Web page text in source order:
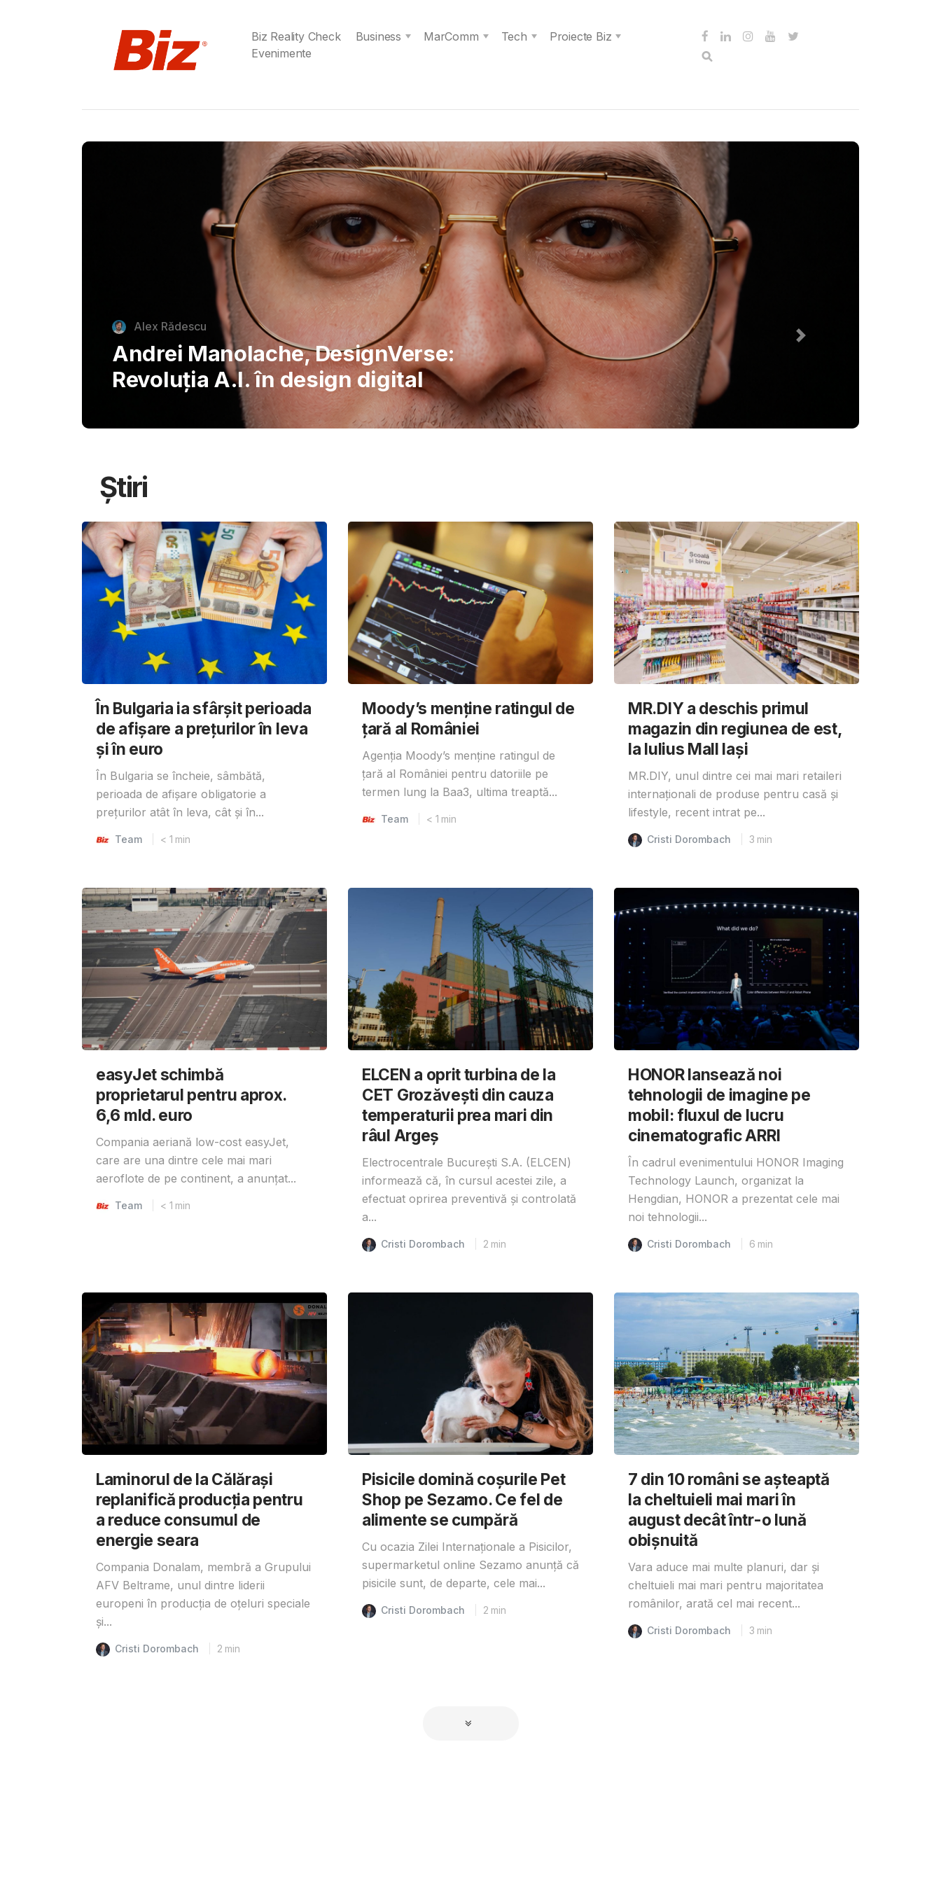
Biz Reality Check Business MarComm Tech
Proiecte Biz
Evenimente
Gabriel Barliga
Birra Moretti® a adus spiritul unei
autentice piazzette italiene în
București, invitând publicul să
savureze plăcerile simple ale vieții
Știri
În Bulgaria ia sfârşit perioada
de afișare a prețurilor în ​​leva
și în euro
În Bulgaria se încheie, sâmbătă,
perioada de afișare obligatorie a
prețurilor atât în ​​leva, cât și în...
Team < 1 min
Moody’s menține ratingul de
țară al României
Agenția Moody’s menține ratingul de
țară al României pentru datoriile pe
termen lung la Baa3, ultima treaptă...
Team < 1 min
MR.DIY a deschis primul
magazin din regiunea de est,
la Iulius Mall Iași
MR.DIY, unul dintre cei mai mari retaileri
internaționali de produse pentru casă și
lifestyle, recent intrat pe...
Cristi Dorombach 3 min
easyJet schimbă
proprietarul pentru aprox.
6,6 mld. euro
Compania aeriană low-cost easyJet,
care are una dintre cele mai mari
aeroflote de pe continent, a anunțat...
Team < 1 min
ELCEN a oprit turbina de la
CET Grozăvești din cauza
temperaturii prea mari din
râul Argeș
Electrocentrale București S.A. (ELCEN)
informează că, în cursul acestei zile, a
efectuat oprirea preventivă și controlată
a...
Cristi Dorombach 2 min
HONOR lansează noi
tehnologii de imagine pe
mobil: fluxul de lucru
cinematografic ARRI
În cadrul evenimentului HONOR Imaging
Technology Launch, organizat la
Hengdian, HONOR a prezentat cele mai
noi tehnologii...
Cristi Dorombach 6 min
Laminorul de la Călărași
replanifică producția pentru
a reduce consumul de
energie seara
Compania Donalam, membră a Grupului
AFV Beltrame, unul dintre liderii
europeni în producția de oțeluri speciale
și...
Cristi Dorombach 2 min
Pisicile domină coșurile Pet
Shop pe Sezamo. Ce fel de
alimente se cumpără
Cu ocazia Zilei Internaționale a Pisicilor,
supermarketul online Sezamo anunță că
pisicile sunt, de departe, cele mai...
Cristi Dorombach 2 min
7 din 10 români se așteaptă
la cheltuieli mai mari în
august decât într-o lună
obișnuită
Vara aduce mai multe planuri, dar și
cheltuieli mai mari pentru majoritatea
românilor, arată cel mai recent...
Cristi Dorombach 3 min